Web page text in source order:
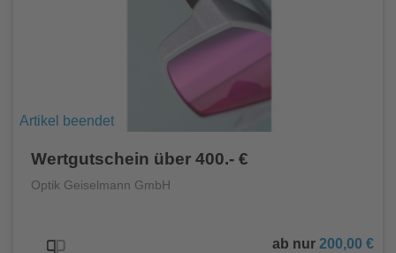
Artikel beendet
Wertgutschein über 400.- €
Optik Geiselmann GmbH
ab nur 200,00 €